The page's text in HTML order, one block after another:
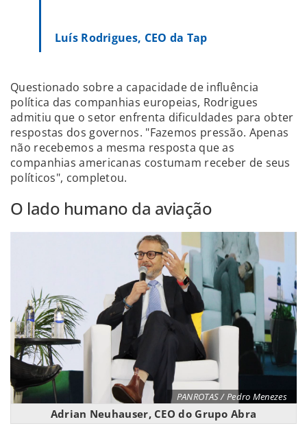
Luís Rodrigues, CEO da Tap
Questionado sobre a capacidade de influência
política das companhias europeias, Rodrigues
admitiu que o setor enfrenta dificuldades para obter
respostas dos governos. "Fazemos pressão. Apenas
não recebemos a mesma resposta que as
companhias americanas costumam receber de seus
políticos", completou.
O lado humano da aviação
PANROTAS / Pedro Menezes
Adrian Neuhauser, CEO do Grupo Abra